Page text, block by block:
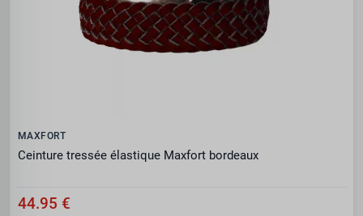
MAXFORT
Ceinture tressée élastique Maxfort bordeaux
44.95 €